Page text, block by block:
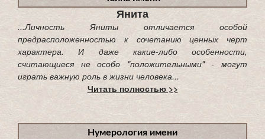
Янита
...Личность Яниты отличается особой
предрасположенностью к сочетанию ценных черт
характера. И даже какие-либо особенности,
считающиеся не особо "положительными" - могут
играть важную роль в жизни человека...
Читать полностью >>
Нумерология имени